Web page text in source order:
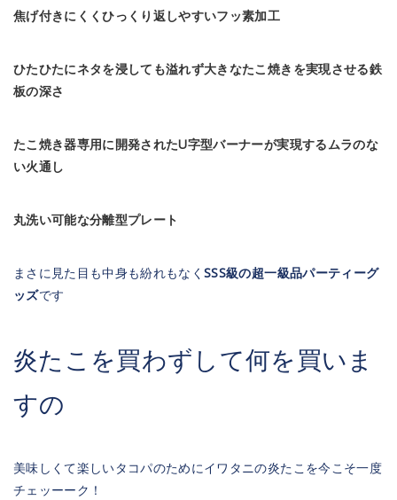
焦げ付きにくくひっくり返しやすいフッ素加工
ひたひたにネタを浸しても溢れず大きなたこ焼きを実現させる鉄
板の深さ
たこ焼き器専用に開発されたU字型バーナーが実現するムラのな
い火通し
丸洗い可能な分離型プレート
まさに見た目も中身も紛れもなくSSS級の超一級品パーティーグ
ッズです
炎たこを買わずして何を買いま
すの
美味しくて楽しいタコパのためにイワタニの炎たこを今こそ一度
チェッーーク！